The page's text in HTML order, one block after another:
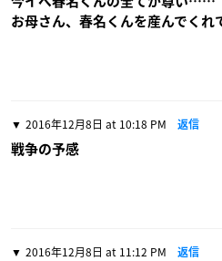
お母さん、春名くんを産んでく
2016年12月8日 at 10:18 PM 返信
戦争の予感
2016年12月8日 at 11:12 PM 返信